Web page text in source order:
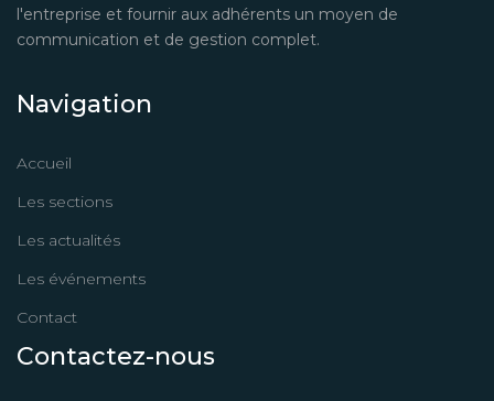
l'entreprise et fournir aux adhérents un moyen de
communication et de gestion complet.
Navigation
Accueil
Les sections
Les actualités
Les événements
Contact
Contactez-nous